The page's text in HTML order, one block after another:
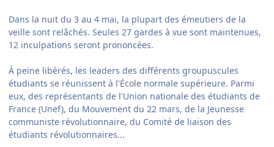
Dans la nuit du 3 au 4 mai, la plupart des émeutiers de la
veille sont relâchés. Seules 27 gardes à vue sont maintenues,
12 inculpations seront prononcées.
À peine libérés, les leaders des différents groupuscules
étudiants se réunissent à l'École normale supérieure. Parmi
eux, des représentants de l'Union nationale des étudiants de
France (Unef), du Mouvement du 22 mars, de la Jeunesse
communiste révolutionnaire, du Comité de liaison des
étudiants révolutionnaires...